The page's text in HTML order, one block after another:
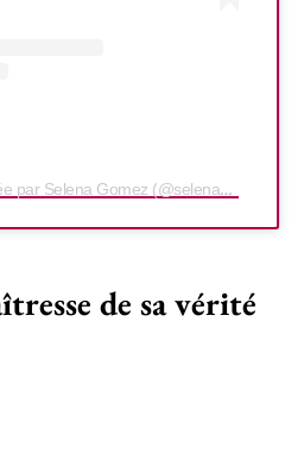
Une publication partagée par Selena Gomez (@selenagomez)
de sa vérité